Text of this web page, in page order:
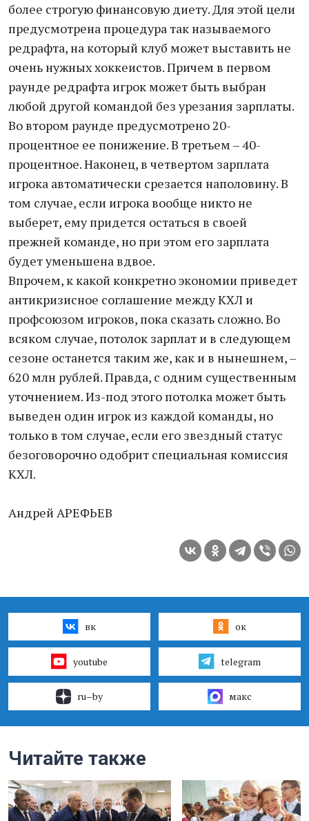
более строгую финансовую диету. Для этой цели
предусмотрена процедура так называемого
редрафта, на который клуб может выставить не
очень нужных хоккеистов. Причем в первом
раунде редрафта игрок может быть выбран
любой другой командой без урезания зарплаты.
Во втором раунде предусмотрено 20-
процентное ее понижение. В третьем – 40-
процентное. Наконец, в четвертом зарплата
игрока автоматически срезается наполовину. В
том случае, если игрока вообще никто не
выберет, ему придется остаться в своей
прежней команде, но при этом его зарплата
будет уменьшена вдвое.
Впрочем, к какой конкретно экономии приведет
антикризисное соглашение между КХЛ и
профсоюзом игроков, пока сказать сложно. Во
всяком случае, потолок зарплат и в следующем
сезоне останется таким же, как и в нынешнем, –
620 млн рублей. Правда, с одним существенным
уточнением. Из-под этого потолка может быть
выведен один игрок из каждой команды, но
только в том случае, если его звездный статус
безоговорочно одобрит специальная комиссия
КХЛ.
Андрей АРЕФЬЕВ
вк ок
youtube telegram
ru–by макс
Читайте также